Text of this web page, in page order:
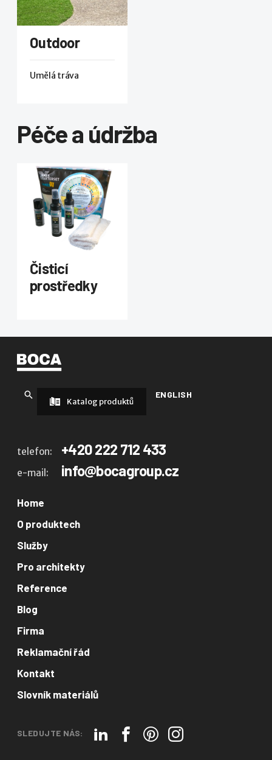
Outdoor
Umělá tráva
Péče a údržba
Čisticí
prostředky
ENGLISH
Katalog produktů
telefon: +420 222 712 433
e-mail: info@bocagroup.cz
Home
O produktech
Služby
Pro architekty
Reference
Blog
Firma
Reklamační řád
Kontakt
Slovník materiálů
SLEDUJTE NÁS: